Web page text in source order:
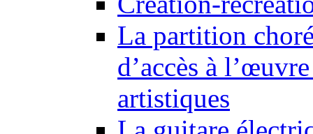
La partition
d’accès à
artistiques